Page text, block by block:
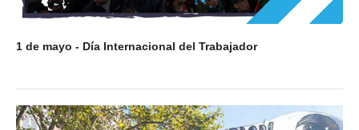
1 de mayo - Día Internacional del Trabajador